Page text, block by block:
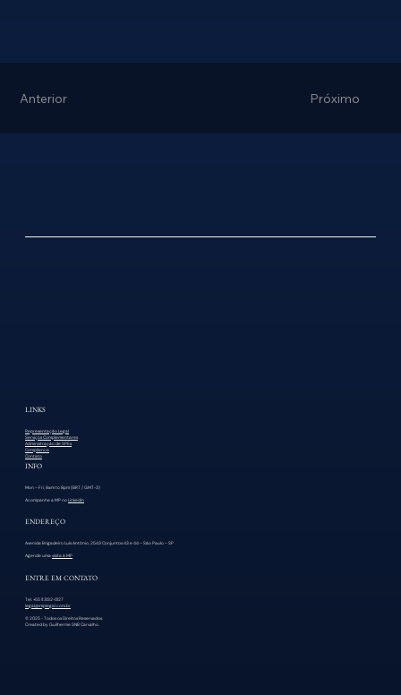
Próximo
Anterior
LINKS
Representação Legal
Serviços Complementares
Administração de SPEs
Compliance
Contato
INFO
Mon – Fri, 8am to 8pm (BRT / GMT−3)
Acompanhe a MP noLinkedin
ENDEREÇO
Avenida Brigadeiro Luís Antônio, 2543 Conjuntos 43 e 44 – São Paulo – SP
Agende umavisita à MP
ENTRE EM CONTATO
Tel. +55 11 3132-0127
legal@mplegal.com.br
© 2025 - Todos os Direitos Reservados.
Created by Guilherme SNB Carvalho.